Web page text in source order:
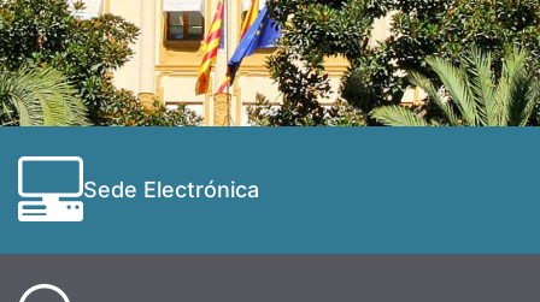
Sede Electrónica